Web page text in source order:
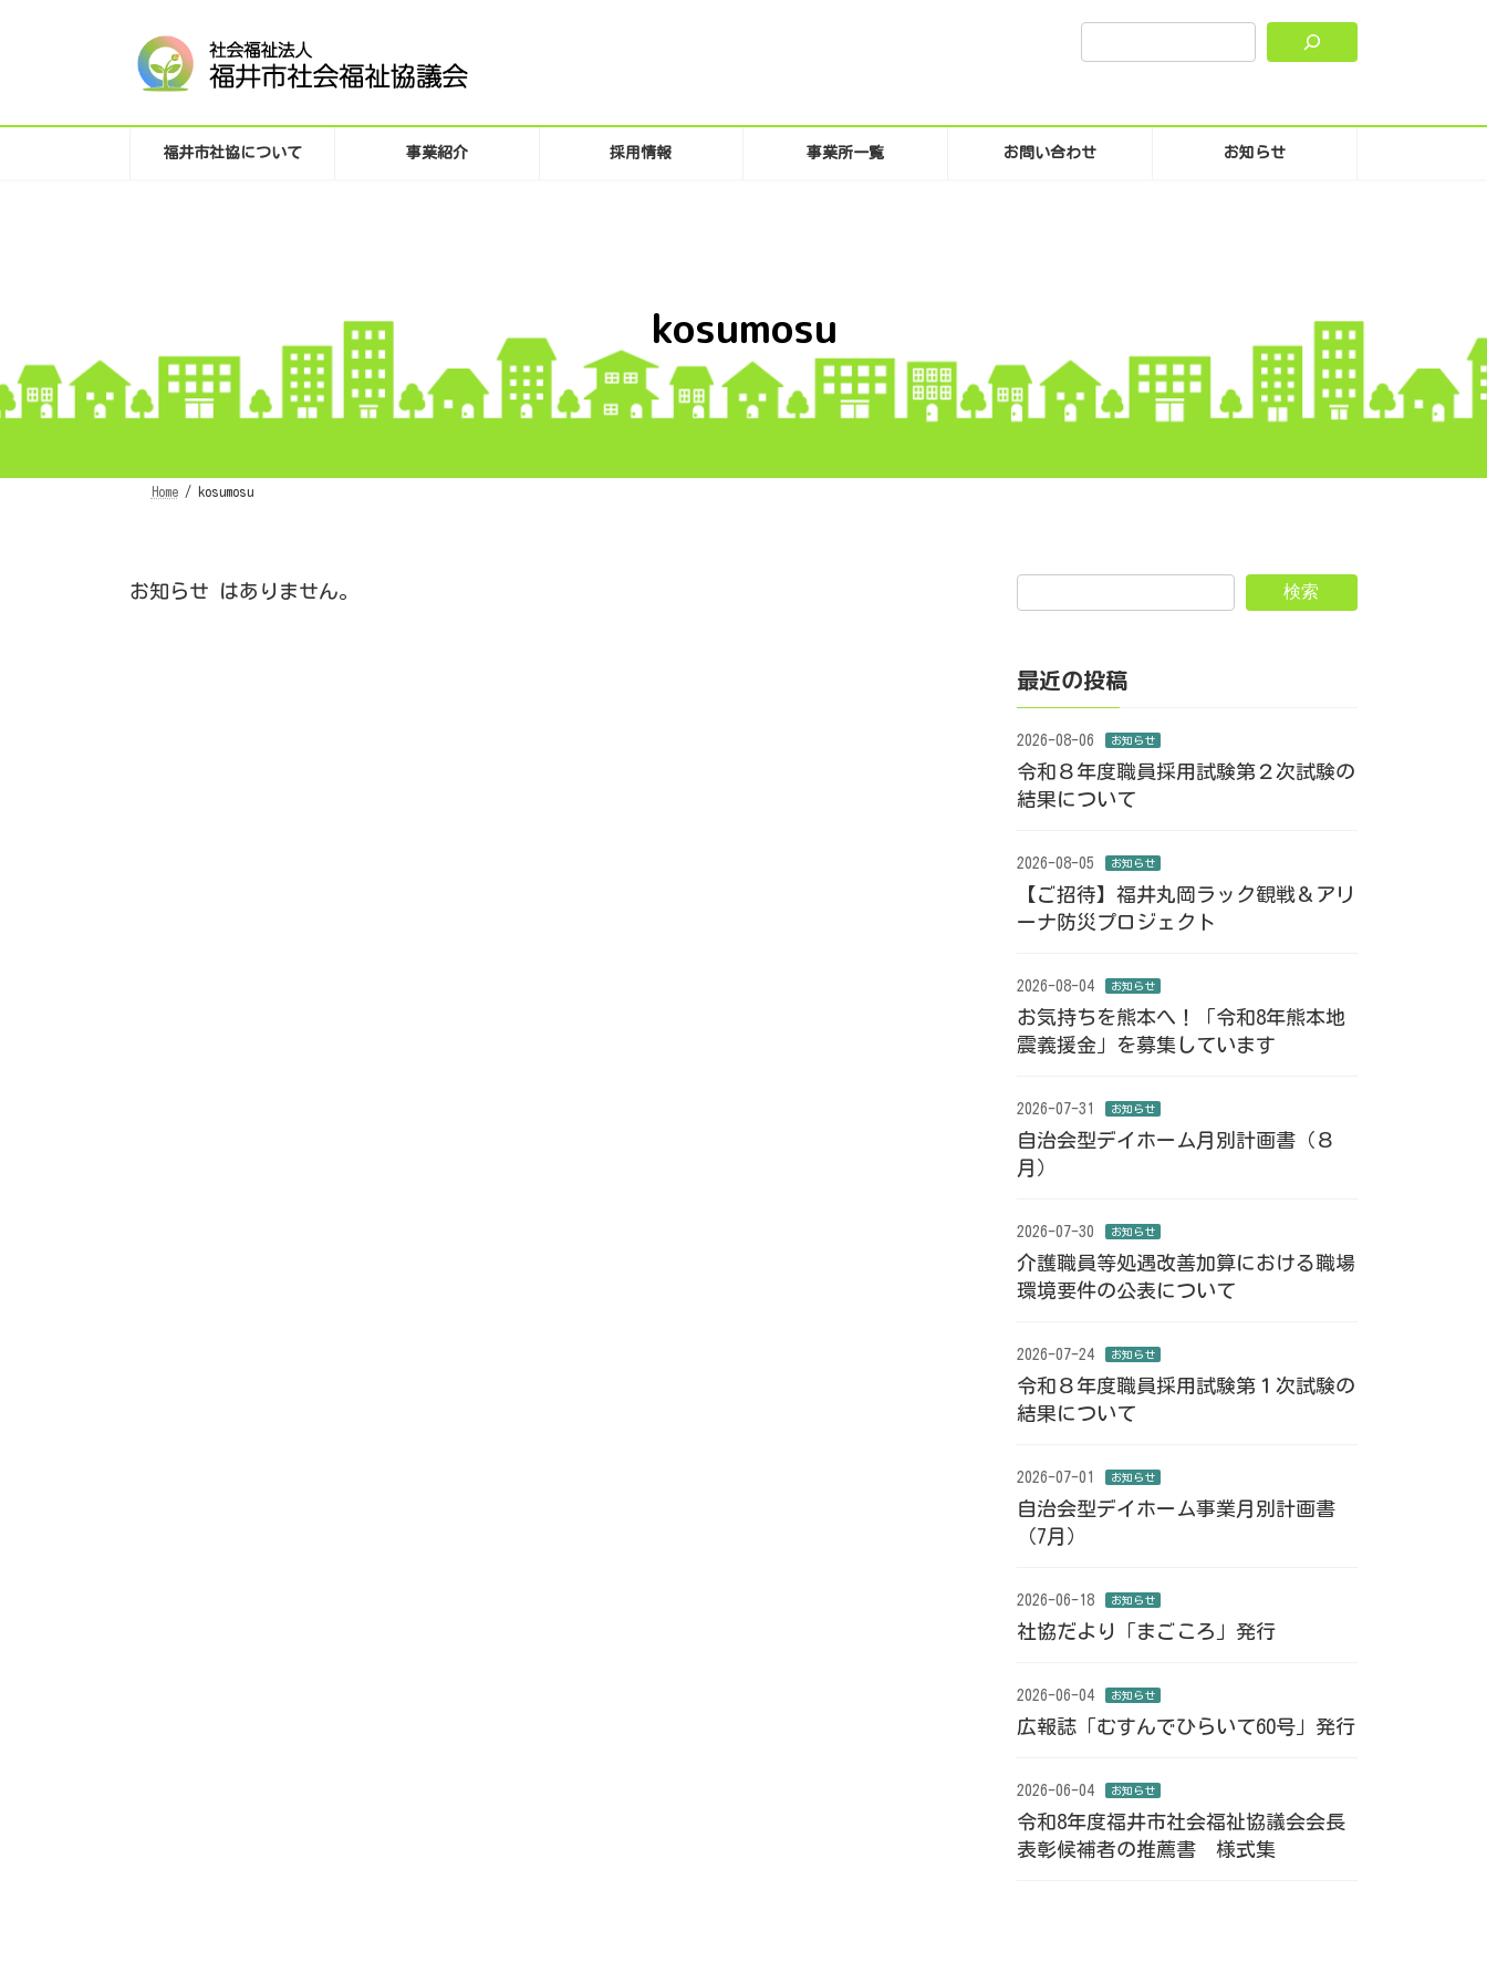
ス
ン
福井市社協について 事業紹介 採用情報 事業所一覧 お問い合わせ お知らせ
kosumosu
Home kosumosu
お知らせ はありません。 検索
最近の投稿
2026-08-06 お知らせ
令和８年度職員採用試験第２次試験の
結果について
2026-08-05 お知らせ
【ご招待】福井丸岡ラック観戦＆アリ
ーナ防災プロジェクト
2026-08-04 お知らせ
お気持ちを熊本へ！「令和8年熊本地
震義援金」を募集しています
2026-07-31 お知らせ
自治会型デイホーム月別計画書（８
月）
2026-07-30 お知らせ
介護職員等処遇改善加算における職場
環境要件の公表について
2026-07-24 お知らせ
令和８年度職員採用試験第１次試験の
結果について
2026-07-01 お知らせ
自治会型デイホーム事業月別計画書
（7月）
2026-06-18 お知らせ
社協だより「まごころ」発行
2026-06-04 お知らせ
広報誌「むすんでひらいて60号」発行
2026-06-04 お知らせ
令和8年度福井市社会福祉協議会会長
表彰候補者の推薦書 様式集